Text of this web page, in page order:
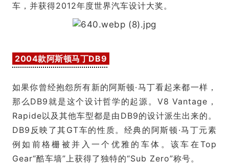
车，并获得2012年度世界汽车设计大奖。
2004款阿斯顿马丁DB9
如果你曾经抱怨所有新的阿斯顿·马丁看起来都一样，
那么DB9就是这个设计哲学的起源。V8 Vantage，
Rapide以及其他车型都是由DB9的设计派生出来的。
DB9反映了其GT车的性质。经典的阿斯顿·马丁元素
例如前格栅被并入一个优雅的车体。该车在Top
Gear“酷车墙”上获得了独特的“Sub Zero”称号。